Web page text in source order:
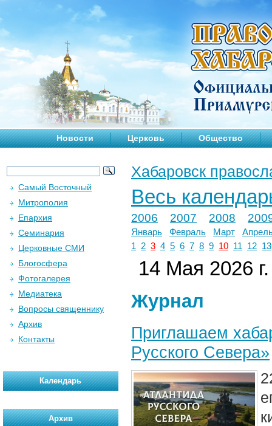
Новости Церковь Общество
Хабаровск
Весь
2006 2007 2008
Январь Февраль Март
1
2 3 4 5 6 7 8 9 10 11 12 13
14 Мая 2026 г.
Журнал
Приглашаем
Русского Севера»
Самый Восточный
Митрополия
Епархия
Семинария
Церковные СМИ
Блогосфера
Фотогалерея
Медиатека
Вопросы священнику
Архив
Контакты
Календарь
Архив